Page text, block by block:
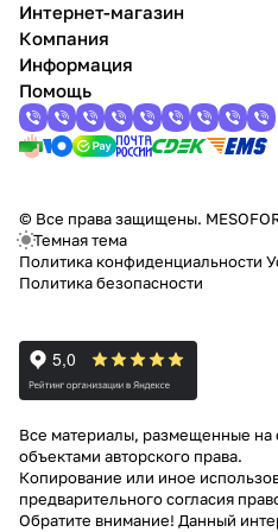
Интернет-магазин
Компания
Информация
Помощь
© Все права защищены.
Темная тема
Политика конфиденциальности
Политика безопасности
Все материалы, размещенные на
объектами авторского права.
Копирование или иное
предварительного согласия
Обратите внимание! Данный